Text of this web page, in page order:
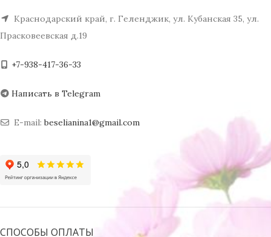
Краснодарский край, г. Геленджик, ул. Кубанская 35, ул.
Прасковеевская д.19
+7-938-417-36-33
Написать в Telegram
E-mail:beselianina1@gmail.com
СПОСОБЫ ОПЛАТЫ